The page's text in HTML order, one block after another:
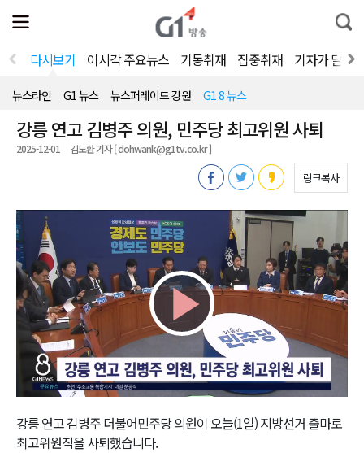
전
체
뉴
열
통
합
색
다시보기 이시각 주요뉴스 기동취재 집중취재 기자가 달려
뉴스라인 G1 뉴스 뉴스퍼레이드 강원 G1 8 뉴스
강릉 연고 김병주 의원, 민주당 최고위원 사퇴
2025-12-01 김도환 기자 [ dohwank@g1tv.co.kr ]
링크복사
Play
Video
강릉 연고 김병주 더불어민주당 의원이 오늘(1일) 지방선거 출마로
최고위원직을 사퇴했습니다.